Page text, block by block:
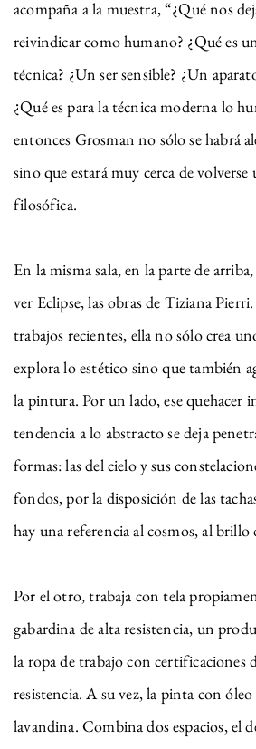
acompaña a la muestra, “¿Qué nos
reivindicar como humano? ¿Qué es
técnica? ¿Un ser sensible? ¿Un
¿Qué es para la técnica moderna lo
entonces Grosman no sólo se habrá
sino que estará muy cerca de
filosófica.
En la misma sala, en la parte de
ver Eclipse, las obras de Tiziana
trabajos recientes, ella no sólo crea
explora lo estético sino que también
la pintura. Por un lado, ese quehacer
tendencia a lo abstracto se deja
formas: las del cielo y sus
fondos, por la disposición de las
hay una referencia al cosmos, al brillo
Por el otro, trabaja con tela
gabardina de alta resistencia, un
la ropa de trabajo con certificaciones
resistencia. A su vez, la pinta con
lavandina. Combina dos espacios, el